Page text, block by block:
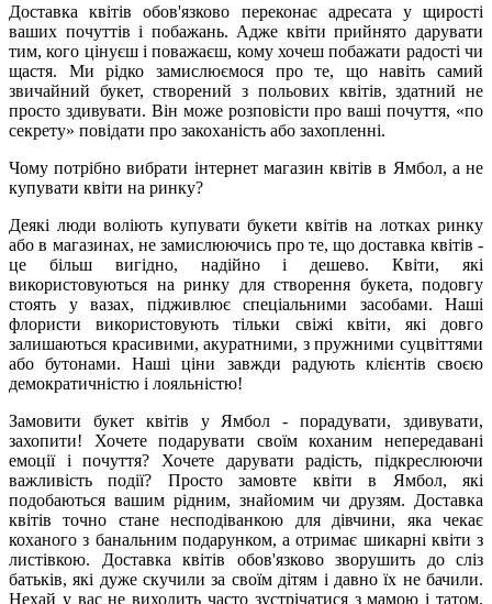
Доставка квітів обов'язково переконає адресата у щирості
ваших почуттів і побажань. Адже квіти прийнято дарувати
тим, кого цінуєш і поважаєш, кому хочеш побажати радості чи
щастя. Ми рідко замислюємося про те, що навіть самий
звичайний букет, створений з польових квітів, здатний не
просто здивувати. Він може розповісти про ваші почуття, «по
секрету» повідати про закоханість або захопленні.
Чому потрібно вибрати інтернет магазин квітів в Ямбол, а не
купувати квіти на ринку?
Деякі люди воліють купувати букети квітів на лотках ринку
або в магазинах, не замислюючись про те, що доставка квітів -
це більш вигідно, надійно і дешево. Квіти, які
використовуються на ринку для створення букета, подовгу
стоять у вазах, підживлює спеціальними засобами. Наші
флористи використовують тільки свіжі квіти, які довго
залишаються красивими, акуратними, з пружними суцвіттями
або бутонами. Наші ціни завжди радують клієнтів своєю
демократичністю і лояльністю!
Замовити букет квітів у Ямбол - порадувати, здивувати,
захопити! Хочете подарувати своїм коханим непередавані
емоції і почуття? Хочете дарувати радість, підкреслюючи
важливість події? Просто замовте квіти в Ямбол, які
подобаються вашим рідним, знайомим чи друзям. Доставка
квітів точно стане несподіванкою для дівчини, яка чекає
коханого з банальним подарунком, а отримає шикарні квіти з
листівкою. Доставка квітів обов'язково зворушить до сліз
батьків, які дуже скучили за своїм дітям і давно їх не бачили.
Нехай у вас не виходить часто зустрічатися з мамою і татом,